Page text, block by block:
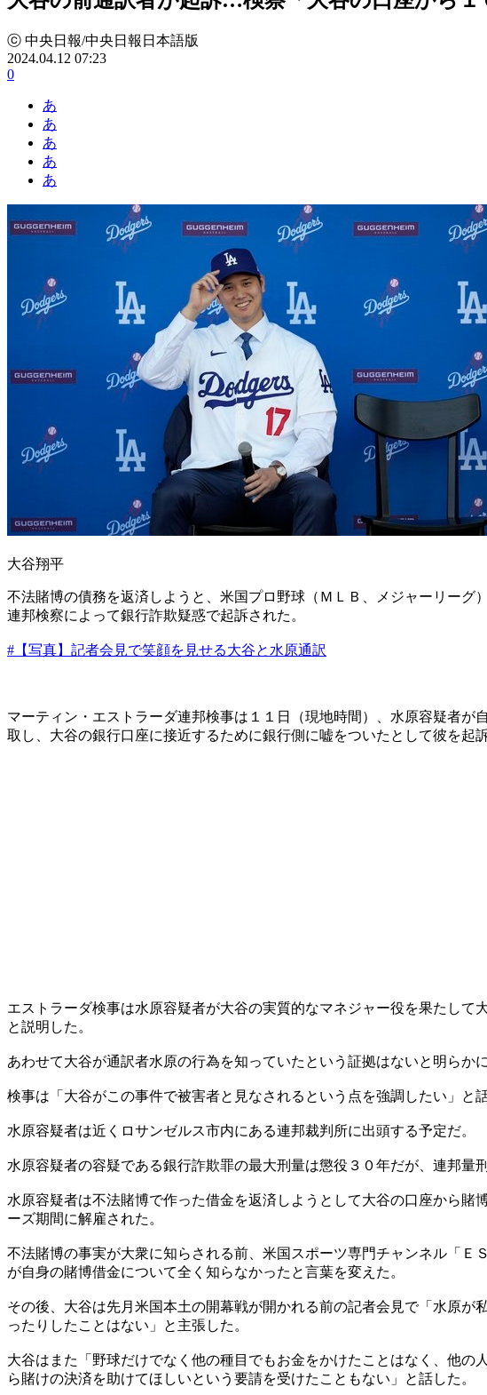
ⓒ 中央日報/中央日報日本語版
2024.04.12 07:23
0
あ
あ
あ
あ
あ
大谷翔平
不法賭博の債務を返済しようと、米国プロ野球（ＭＬＢ、メジャーリー
連邦検察によって銀行詐欺疑惑で起訴された。
#【写真】記者会見で笑顔を見せる大谷と水原通訳
マーティン・エストラーダ連邦検事は１１日（現地時間）、水原容疑者
取し、大谷の銀行口座に接近するために銀行側に嘘をついたとして彼を起
エストラーダ検事は水原容疑者が大谷の実質的なマネジャー役を果たして
と説明した。
あわせて大谷が通訳者水原の行為を知っていたという証拠はないと明らか
検事は「大谷がこの事件で被害者と見なされるという点を強調したい」と話
水原容疑者は近くロサンゼルス市内にある連邦裁判所に出頭する予定だ。
水原容疑者の容疑である銀行詐欺罪の最大刑量は懲役３０年だが、連邦量
水原容疑者は不法賭博で作った借金を返済しようとして大谷の口座から
ーズ期間に解雇された。
不法賭博の事実が大衆に知らされる前、米国スポーツ専門チャンネル「
が自身の賭博借金について全く知らなかったと言葉を変えた。
その後、大谷は先月米国本土の開幕戦が開かれる前の記者会見で「水原
ったりしたことはない」と主張した。
大谷はまた「野球だけでなく他の種目でもお金をかけたことはなく、他
ら賭けの決済を助けてほしいという要請を受けたこともない」と話した。